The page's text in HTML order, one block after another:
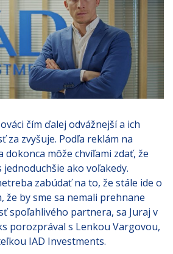
čím ďalej odvážnejší a ich
za zvyšuje. Podľa reklám na
dokonca môže chvíľami zdať, že
ako voľakedy.
zabúdať na to, že stále ide o
že by sme sa nemali prehnane
spoľahlivého partnera, sa Juraj v
porozprával s Lenkou Vargovou,
IAD Investments.